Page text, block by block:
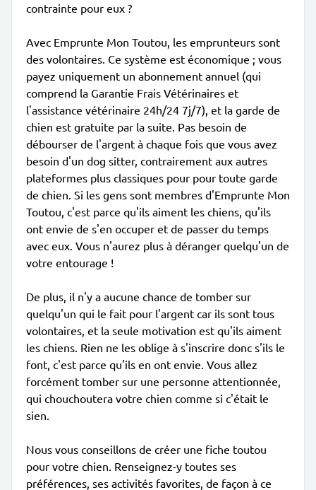
contrainte pour eux ?
Avec Emprunte Mon Toutou, les emprunteurs sont
des volontaires. Ce système est économique ; vous
payez uniquement un abonnement annuel (qui
comprend la Garantie Frais Vétérinaires et
l'assistance vétérinaire 24h/24 7j/7), et la garde de
chien est gratuite par la suite. Pas besoin de
débourser de l'argent à chaque fois que vous avez
besoin d'un dog sitter, contrairement aux autres
plateformes plus classiques pour pour toute garde
de chien. Si les gens sont membres d'Emprunte Mon
Toutou, c'est parce qu'ils aiment les chiens, qu'ils
ont envie de s'en occuper et de passer du temps
avec eux. Vous n'aurez plus à déranger quelqu'un de
votre entourage !
De plus, il n'y a aucune chance de tomber sur
quelqu'un qui le fait pour l'argent car ils sont tous
volontaires, et la seule motivation est qu'ils aiment
les chiens. Rien ne les oblige à s'inscrire donc s'ils le
font, c'est parce qu'ils en ont envie. Vous allez
forcément tomber sur une personne attentionnée,
qui chouchoutera votre chien comme si c'était le
sien.
Nous vous conseillons de créer une fiche toutou
pour votre chien. Renseignez-y toutes ses
préférences, ses activités favorites, de façon à ce